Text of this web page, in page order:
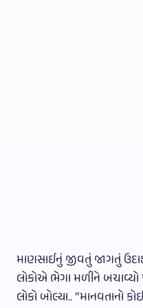
માણસાઈનું જીવતું જાગતું
લોકોએ ભેગા મળીને બચાવ્યો
લોકો બોલ્યા.. “માનવતાનો